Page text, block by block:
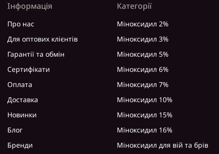
Інформація
Про нас
Для оптових клієнтів
Гарантії та обмін
Сертифікати
Оплата
Доставка
Новинки
Блог
Бренди
Категорії
Міноксидил 2%
Міноксидил 3%
Міноксидил 5%
Міноксидил 6%
Міноксидил 7%
Міноксидил 10%
Міноксидил 15%
Міноксидил 16%
Міноксидил для вій та брів